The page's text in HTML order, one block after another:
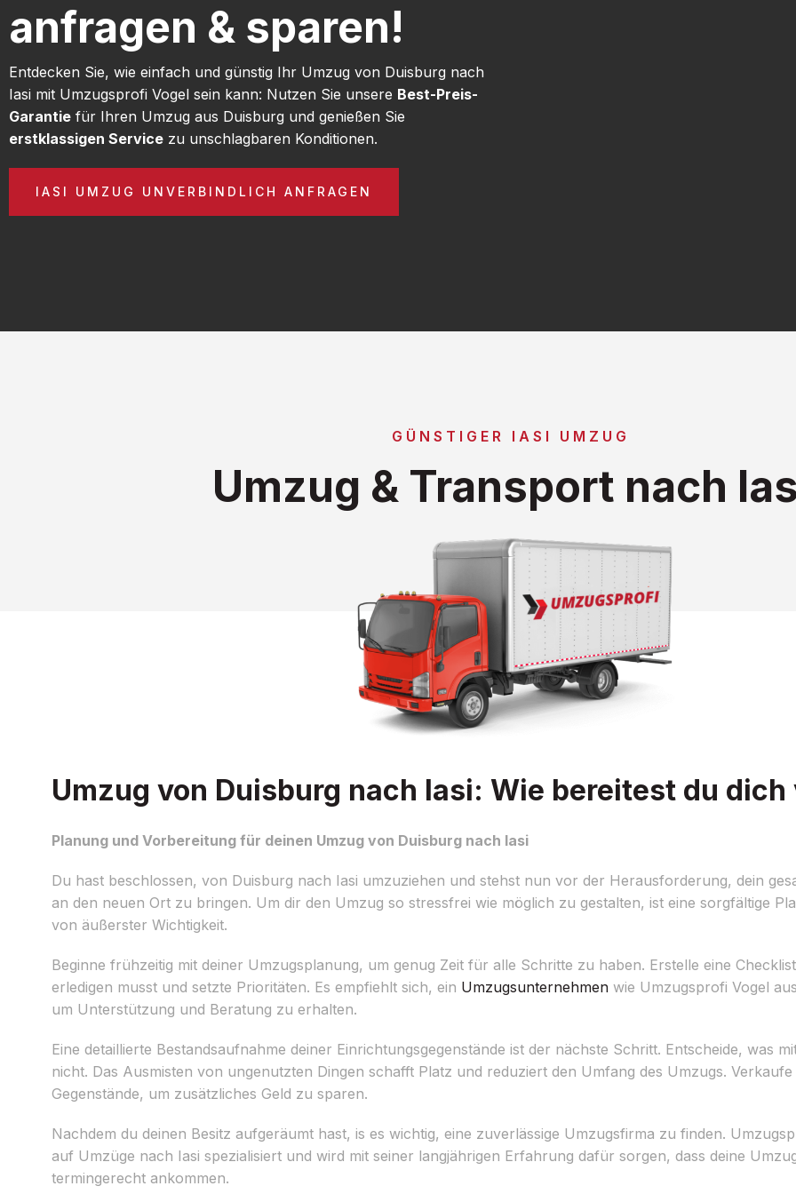
anfragen & sparen!
Entdecken Sie, wie einfach und günstig Ihr Umzug von Duisburg nach
Iasi mit Umzugsprofi Vogel sein kann: Nutzen Sie unsere Best-Preis-
Garantie für Ihren Umzug aus Duisburg und genießen Sie
erstklassigen Service zu unschlagbaren Konditionen.
IASI UMZUG UNVERBINDLICH ANFRAGEN
GÜNSTIGER IASI UMZUG
Umzug & Transport nach
Umzug von Duisburg nach Iasi: Wie bereitest du dich
Planung und Vorbereitung für deinen Umzug von Duisburg nach Iasi
Du hast beschlossen, von Duisburg nach Iasi umzuziehen und stehst nun vor der Herausforderung, dein
an den neuen Ort zu bringen. Um dir den Umzug so stressfrei wie möglich zu gestalten, ist eine sorgfältige
von äußerster Wichtigkeit.
Beginne frühzeitig mit deiner Umzugsplanung, um genug Zeit für alle Schritte zu haben. Erstelle eine
erledigen musst und setzte Prioritäten. Es empfiehlt sich, ein Umzugsunternehmen wie Umzugsprofi Vogel
um Unterstützung und Beratung zu erhalten.
Eine detaillierte Bestandsaufnahme deiner Einrichtungsgegenstände ist der nächste Schritt. Entscheide, was
nicht. Das Ausmisten von ungenutzten Dingen schafft Platz und reduziert den Umfang des Umzugs.
Gegenstände, um zusätzliches Geld zu sparen.
Nachdem du deinen Besitz aufgeräumt hast, is es wichtig, eine zuverlässige Umzugsfirma zu finden.
auf Umzüge nach Iasi spezialisiert und wird mit seiner langjährigen Erfahrung dafür sorgen, dass deine
termingerecht ankommen.